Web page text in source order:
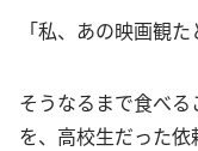
「私、あの映画観
そうなるまで食べ
を、高校生だった